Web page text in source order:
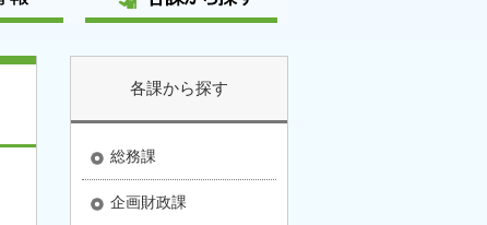
各課から探す
総務課
企画財政課